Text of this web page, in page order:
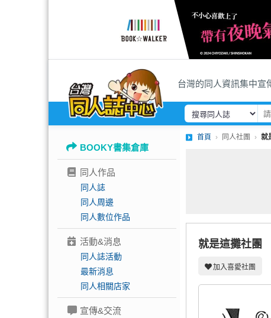
台灣的同人資訊集中宣
BOOKY書集倉庫
同人作品
同人誌
同人周邊
同人數位作品
活動&消息
同人誌活動
最新消息
同人相關店家
宣傳&交流
首頁 同人社團 就
就是這攤社團
加入喜愛社團